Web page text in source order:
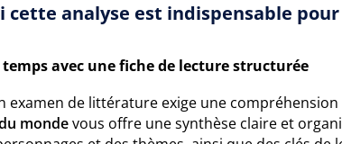
cette analyse est indispensable pour
temps avec une fiche de lecture structurée
examen de littérature exige une
mondevous offre une synthèse claire et